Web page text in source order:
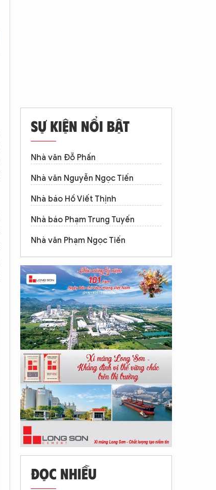
SỰ KIỆN NỔI BẬT
Nhà văn Đỗ Phấn
Nhà văn Nguyễn Ngọc Tiến
Nhà báo Hồ Viết Thịnh
Nhà báo Phạm Trung Tuyến
Nhà văn Phạm Ngọc Tiến
ĐỌC NHIỀU